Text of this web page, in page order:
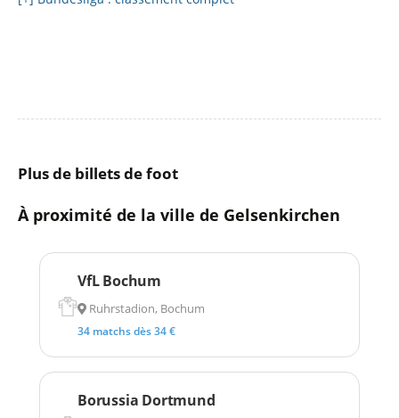
Plus de billets de foot
À proximité de la ville de Gelsenkirchen
VfL Bochum
Ruhrstadion, Bochum
34 matchs dès 34 €
Borussia Dortmund